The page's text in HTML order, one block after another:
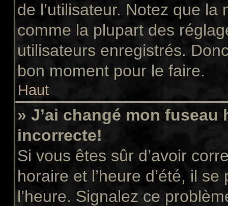
de l’utilisateur. Notez que
comme la plupart des
utilisateurs enregistrés.
bon moment pour le faire.
Haut
» J’ai changé mon fuseau
incorrecte!
Si vous êtes sûr d’avoir
horaire et l’heure d’été, il
l’heure. Signalez ce